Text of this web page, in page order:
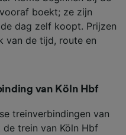
boekt; ze zijn
dag zelf koopt. Prijzen
van de tijd, route en
van Köln Hbf
treinverbindingen van
de trein van Köln Hbf